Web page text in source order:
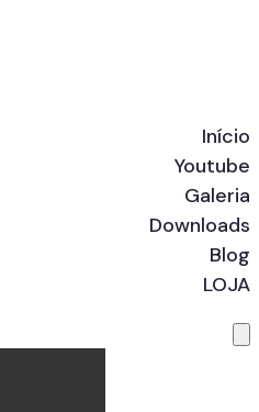
Início
Youtube
Galeria
Downloads
Blog
LOJA